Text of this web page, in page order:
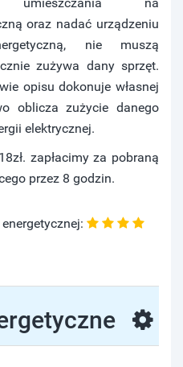
oraz nadać urządzeniu
nie muszą
zużywa dany sprzęt.
opisu dokonuje własnej
oblicza zużycie danego
elektrycznej.
zapłacimy za pobraną
przez 8 godzin.